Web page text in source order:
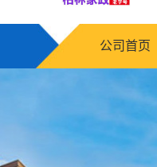
公司首页